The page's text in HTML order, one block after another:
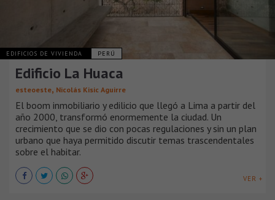
EDIFICIOS DE VIVIENDA PERÚ
Edificio La Huaca
esteoeste, Nicolás Kisic Aguirre
El boom inmobiliario y edilicio que llegó a Lima a partir del
año 2000, transformó enormemente la ciudad. Un
crecimiento que se dio con pocas regulaciones y sin un plan
urbano que haya permitido discutir temas trascendentales
sobre el habitar.
VER +